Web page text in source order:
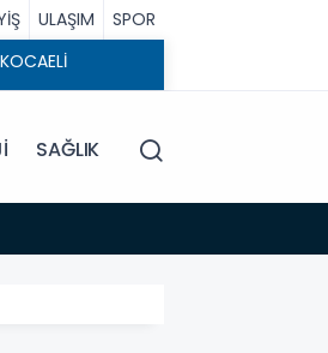
ULAŞIM
SPOR
SAĞLIK